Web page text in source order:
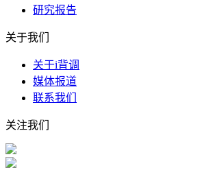
研究报告
关于我们
关于i背调
媒体报道
联系我们
关注我们